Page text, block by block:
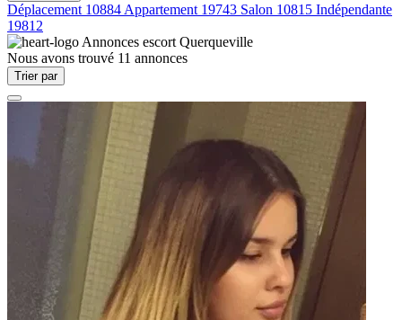
Déplacement 10884 Appartement 19743 Salon 10815 Indépendante
19812
Annonces escort Querqueville
Nous avons trouvé 11 annonces
Trier par